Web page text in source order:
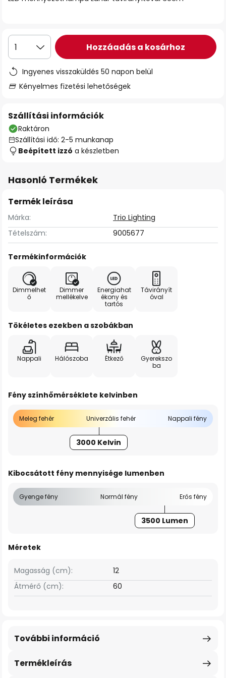
1 Hozzáadás a kosárhoz
Ingyenes visszaküldés 50 napon belül
Kényelmes fizetési lehetőségek
Szállítási információk
Raktáron
Szállítási idő: 2-5 munkanap
Beépített izzó a készletben
Hasonló Termékek
Termék leírása
Márka:
Trio Lighting
Tételszám:
9005677
Termékinformációk
Dimmelhet
ő
Dimmer
mellékelve
Energiahat
ékony és
tartós
Távirányít
óval
Tökéletes ezekben a szobákban
Nappali Hálószoba Étkező
Gyerekszo
ba
Fény színhőmérséklete kelvinben
Meleg fehér Univerzális fehér Nappali fény
3000 Kelvin
Kibocsátott fény mennyisége lumenben
Gyenge fény Normál fény Erős fény
3500 Lumen
Méretek
Magasság (cm):
12
Átmérő (cm):
60
Termékleírás
További információ